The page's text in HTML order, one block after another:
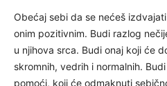
Obećaj sebi da se nećeš
onim pozitivnim. Budi razlog
u njihova srca. Budi onaj koji će
skromnih, vedrih i normalnih.
pomoći, koji će odmaknuti